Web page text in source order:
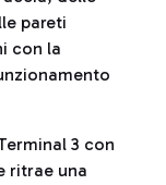
pareti
con la
3 con
ritrae una